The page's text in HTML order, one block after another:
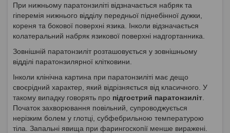
При нижньому паратонзиліті відзначається набряк та
гіперемія нижнього відділу передньої піднебінної дужки,
кореня та бокової поверхні язика. Інколи відзначається
колатеральний набряк язикової поверхні надгортанника.
Зовнішній паратонзиліт розташовується у зовнішньому
відділі паратонзилярної клітковини.
Інколи клінічна картина при паратонзиліті має дещо
своєрідний характер, який відрізняється від класичного. У
такому випадку говорять про підгострий паратонзиліт
Початок захворювання повільний, супроводжується
нерізким болем у глотці, субфебрильною температурою
тіла. Запальні явища при фарингоскопії менше виражені.